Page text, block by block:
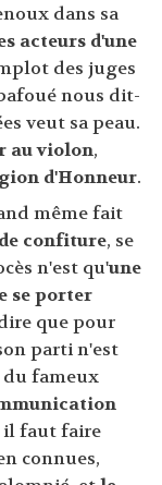
dans sa
acteurs d'une
des juges
nous dit-
veut sa peau.
au violon,
d'Honneur.
même fait
confiture, se
n'est qu'une
se porter
que pour
parti n'est
du fameux
il faut faire
connues,